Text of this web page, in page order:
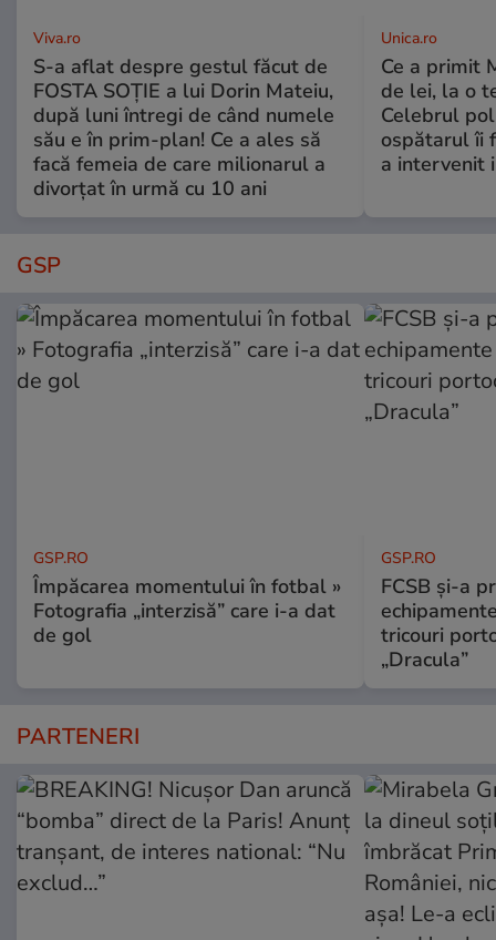
Viva.ro
S-a aflat despre gestul făcut de
FOSTA SOȚIE a lui Dorin Mateiu,
după luni întregi de când numele
său e în prim-plan! Ce a ales să
facă femeia de care milionarul a
divorțat în urmă cu 10 ani
Unica.ro
Ce a primit
de lei, la o
Celebrul
ospătarul îi
a intervenit
GSP
GSP.RO
Împăcarea momentului în fotbal »
Fotografia „interzisă” care i-a dat
de gol
GSP.RO
FCSB și-a
tricouri
„Dracula”
PARTENERI